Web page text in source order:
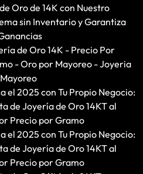
Oro de 14K con Nuestro
sin Inventario y Garantiza
de Oro 14K - Precio Por
- Oro por Mayoreo - Joyeria
el 2025 con Tu Propio Negocio:
de Joyería de Oro 14KT al
Precio por Gramo
el 2025 con Tu Propio Negocio:
de Joyería de Oro 14KT al
Precio por Gramo